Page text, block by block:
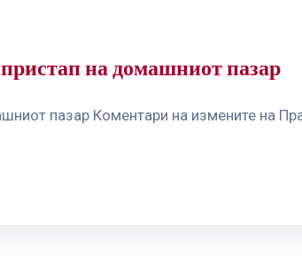
на домашниот пазар
пазар Коментари на измените на